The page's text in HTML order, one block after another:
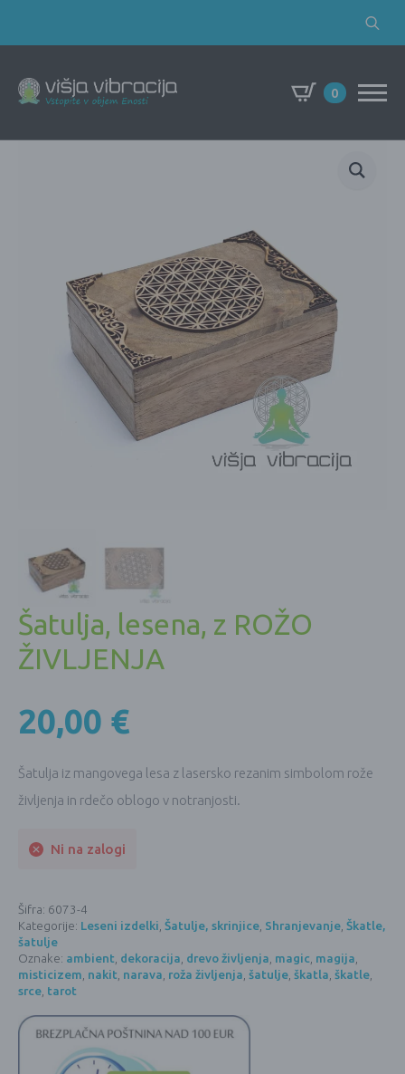
Search
0
Šatulja, lesena, z ROŽO
ŽIVLJENJA
20,00 €
Šatulja iz mangovega lesa z lasersko rezanim simbolom rože
življenja in rdečo oblogo v notranjosti.
Ni na zalogi
Šifra: 6073-4
Kategorije: Leseni izdelki, Šatulje, skrinjice, Shranjevanje, Škatle,
šatulje
Oznake: ambient, dekoracija, drevo življenja, magic, magija,
misticizem, nakit, narava, roža življenja, šatulje, škatla, škatle,
srce, tarot